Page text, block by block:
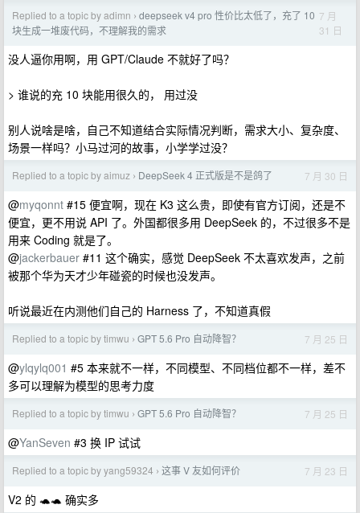
Replied to a topic by adimn › deepseek v4 pro 性价比太低了，充了 10
块生成一堆废代码，不理解我的需求
7 月
31 日
没人逼你用啊，用 GPT/Claude 不就好了吗？
> 谁说的充 10 块能用很久的， 用过没
别人说啥是啥，自己不知道结合实际情况判断，需求大小、复杂度、
场景一样吗？小马过河的故事，小学学过没？
Replied to a topic by aimuz › DeepSeek 4 正式版是不是鸽了 7 月 30 日
@myqonnt #15 便宜啊，现在 K3 这么贵，即使有官方订阅，还是不
便宜，更不用说 API 了。外国都很多用 DeepSeek 的，不过很多不是
用来 Coding 就是了。
@jackerbauer #11 这个确实，感觉 DeepSeek 不太喜欢发声，之前
被那个华为天才少年碰瓷的时候也没发声。
听说最近在内测他们自己的 Harness 了，不知道真假
Replied to a topic by timwu › GPT 5.6 Pro 自动降智？ 7 月 25 日
@ylqylq001 #5 本来就不一样，不同模型、不同档位都不一样，差不
多可以理解为模型的思考力度
Replied to a topic by timwu › GPT 5.6 Pro 自动降智？ 7 月 25 日
@YanSeven #3 换 IP 试试
Replied to a topic by yang59324 › 这事 V 友如何评价 7 月 23 日
V2 的 🐢🐢 确实多